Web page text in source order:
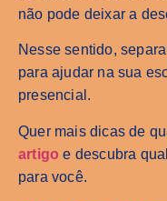
não pode deixar a
Nesse sentido,
para ajudar na sua
presencial.
Quer mais dicas de
artigo e descubra
para você.